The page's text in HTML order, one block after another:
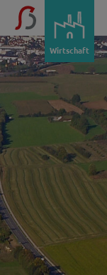
Wirtschaft